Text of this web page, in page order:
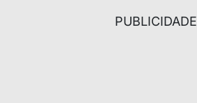
PUBLICIDADE